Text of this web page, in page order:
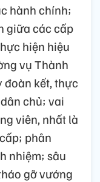
hành chính;
giữa các cấp
hiện hiệu
vụ Thành
đoàn kết, thực
chủ; vai
viên, nhất là
phân
nhiệm; sâu
gỡ vướng